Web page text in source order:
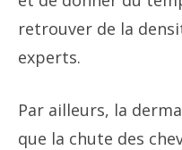
retrouver de la
experts.
Par ailleurs, la
que la chute des